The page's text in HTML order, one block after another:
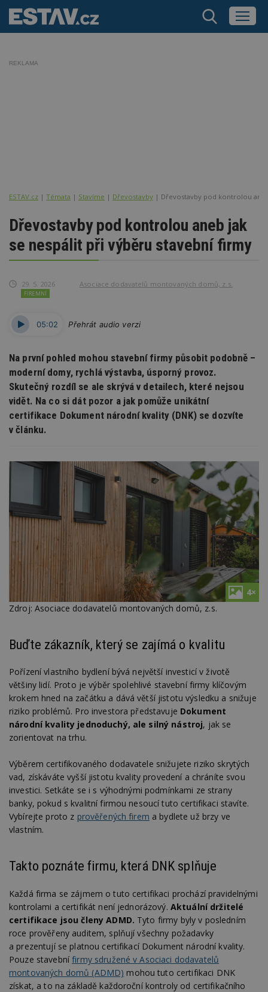
REKLAMA
ESTAV.cz Témata Stavíme Dřevostavby Dřevostavby pod kontrolou
Dřevostavby pod kontrolou aneb jak
se nespálit při výběru stavební firmy
29. 5. 2026 Asociace dodavatelů montovaných domů, z.s.
FIREMNÍ
05:02 Přehrát audio verzi
Na první pohled mohou stavební firmy působit podobně –
moderní domy, rychlá výstavba, úsporný provoz.
Skutečný rozdíl se ale skrývá v detailech, které nejsou
vidět. Na co si dát pozor a jak pomůže unikátní
certifikace Dokument národní kvality (DNK) se dozvíte
v článku.
4×
Zdroj: Asociace dodavatelů montovaných domů, z.s.
Buďte zákazník, který se zajímá o kvalitu
Pořízení vlastního bydlení bývá největší investicí v životě
většiny lidí. Proto je výběr spolehlivé stavební firmy klíčovým
krokem hned na začátku a dává větší jistotu výsledku a snižuje
riziko problémů. Pro investora představuje Dokument
národní kvality jednoduchý, ale silný nástroj, jak se
zorientovat na trhu.
Výběrem certifikovaného dodavatele snižujete riziko skrytých
vad, získáváte vyšší jistotu kvality provedení a chráníte svou
investici. Setkáte se i s výhodnými podmínkami ze strany
banky, pokud s kvalitní firmou nesoucí tuto certifikaci stavíte.
Vybírejte proto z prověřených firem a bydlete už brzy ve
vlastním.
Takto poznáte firmu, která DNK splňuje
Každá firma se zájmem o tuto certifikaci prochází pravidelnými
kontrolami a certifikát není jednorázový. Aktuální držitelé
certifikace jsou členy ADMD. Tyto firmy byly v posledním
roce prověřeny auditem, splňují všechny požadavky
a prezentují se platnou certifikací Dokument národní kvality.
Pouze stavebnífirmy sdružené v Asociaci dodavatelů
montovaných domů (ADMD) mohou tuto certifikaci DNK
získat, a to na základě každoroční kontroly od certifikačního